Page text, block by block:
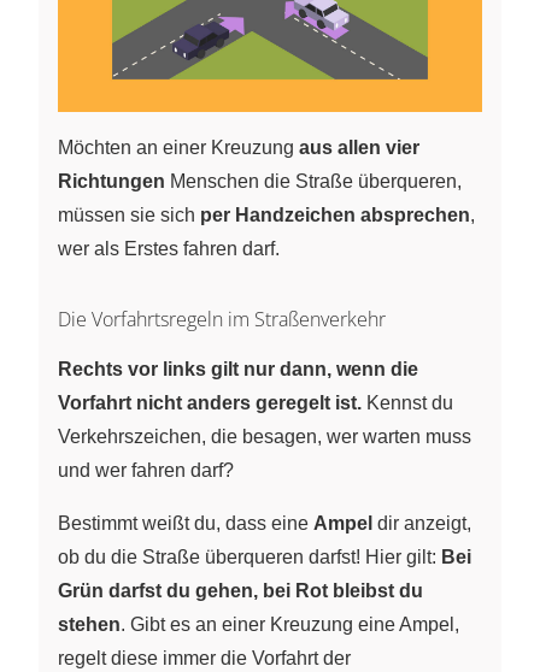
Möchten an einer Kreuzung aus allen vier
Richtungen Menschen die Straße überqueren,
müssen sie sich per Handzeichen absprechen,
wer als Erstes fahren darf.
Die Vorfahrtsregeln im Straßenverkehr
Rechts vor links gilt nur dann, wenn die
Vorfahrt nicht anders geregelt ist. Kennst du
Verkehrszeichen, die besagen, wer warten muss
und wer fahren darf?
Bestimmt weißt du, dass eine Ampel dir anzeigt,
ob du die Straße überqueren darfst! Hier gilt: Bei
Grün darfst du gehen, bei Rot bleibst du
stehen. Gibt es an einer Kreuzung eine Ampel,
regelt diese immer die Vorfahrt der